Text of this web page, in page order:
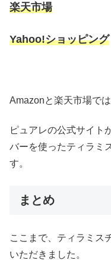
楽天市場
Yahoo!ショッピング
Amazonと楽天市場で
ピュアレの公式サイト
バーを使ったティラミ
す。
まとめ
ここまで、ティラミス
いただきました。